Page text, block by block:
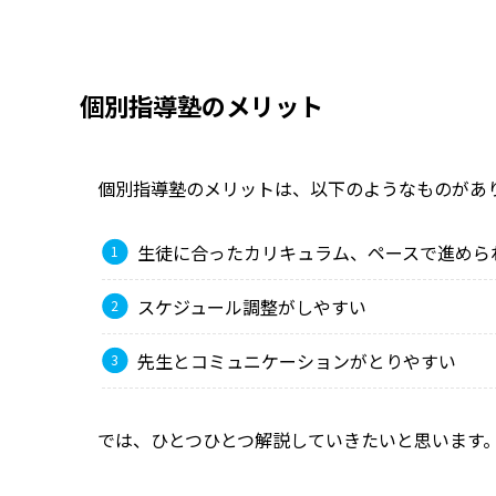
個別指導塾のメリット
個別指導塾のメリットは、以下のようなものがあ
生徒に合ったカリキュラム、ペースで進めら
スケジュール調整がしやすい
先生とコミュニケーションがとりやすい
では、ひとつひとつ解説していきたいと思います。